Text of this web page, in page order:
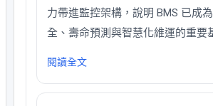
力帶進監控架構，說明 BMS 已成
全、壽命預測與智慧化維運的重要
閱讀全文